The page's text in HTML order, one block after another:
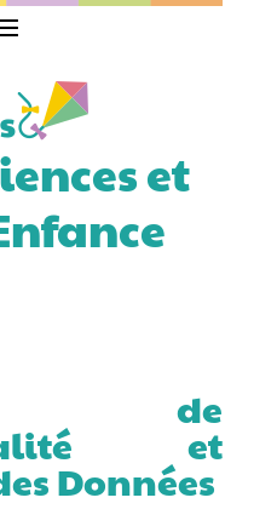
et
de
et
Données